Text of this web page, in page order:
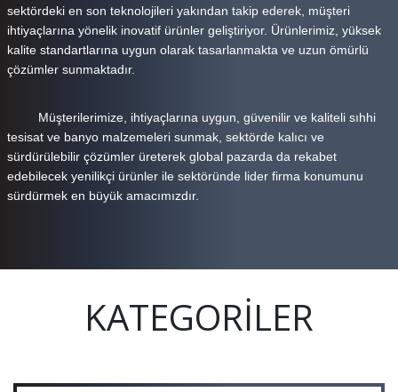
sektördeki en son teknolojileri yakından takip ederek, müşteri
ihtiyaçlarına yönelik inovatif ürünler geliştiriyor. Ürünlerimiz, yüksek
kalite standartlarına uygun olarak tasarlanmakta ve uzun ömürlü
çözümler sunmaktadır.
Müşterilerimize, ihtiyaçlarına uygun, güvenilir ve kaliteli sıhhi
tesisat ve banyo malzemeleri sunmak, sektörde kalıcı ve
sürdürülebilir çözümler üreterek global pazarda da rekabet
edebilecek yenilikçi ürünler ile sektöründe lider firma konumunu
sürdürmek en büyük amacımızdır.
KATEGORİLER